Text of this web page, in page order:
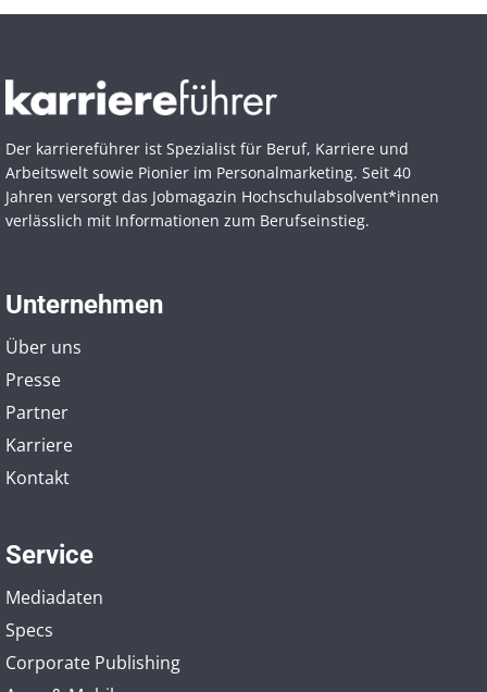
Der karriereführer ist Spezialist für Beruf, Karriere und
Arbeitswelt sowie Pionier im Personal­marketing. Seit 40
Jahren versorgt das Jobmagazin Hochschul­absolvent*innen
verlässlich mit Informationen zum Berufseinstieg.
Unternehmen
Über uns
Presse
Partner
Karriere
Kontakt
Service
Mediadaten
Specs
Corporate Publishing